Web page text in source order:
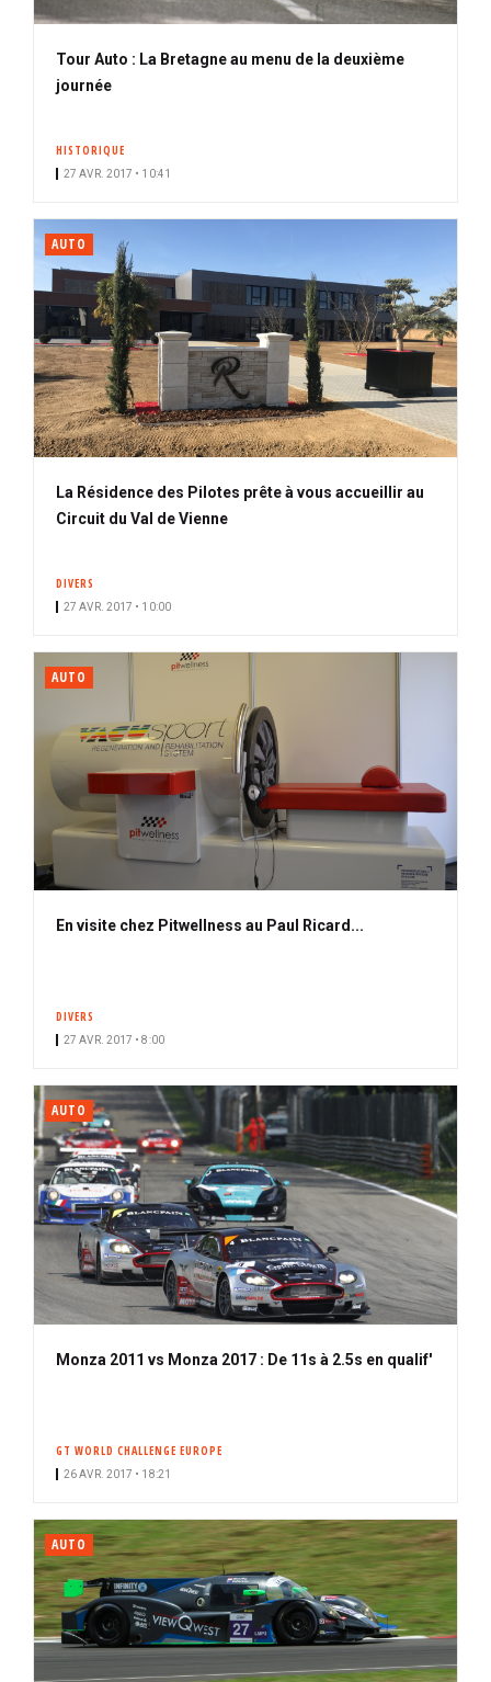
Tour Auto : La Bretagne au menu de la deuxième
journée
HISTORIQUE
27 AVR. 2017 • 10:41
AUTO
La Résidence des Pilotes prête à vous accueillir au
Circuit du Val de Vienne
DIVERS
27 AVR. 2017 • 10:00
AUTO
En visite chez Pitwellness au Paul Ricard...
DIVERS
27 AVR. 2017 • 8:00
AUTO
Monza 2011 vs Monza 2017 : De 11s à 2.5s en qualif'
GT WORLD CHALLENGE EUROPE
26 AVR. 2017 • 18:21
AUTO